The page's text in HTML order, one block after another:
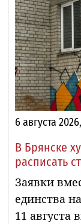
6 августа
В Брянске
расписать
Заявки
единства
11 августа